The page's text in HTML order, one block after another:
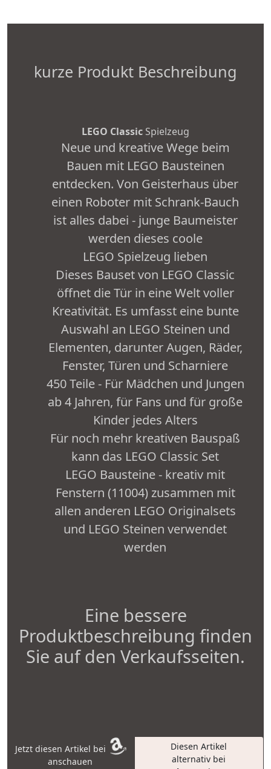
kurze Produkt Beschreibung
LEGO Classic Spielzeug
Neue und kreative Wege beim
Bauen mit LEGO Bausteinen
entdecken. Von Geisterhaus über
einen Roboter mit Schrank-Bauch
ist alles dabei - junge Baumeister
werden dieses coole
LEGO Spielzeug lieben
Dieses Bauset von LEGO Classic
öffnet die Tür in eine Welt voller
Kreativität. Es umfasst eine bunte
Auswahl an LEGO Steinen und
Elementen, darunter Augen, Räder,
Fenster, Türen und Scharniere
450 Teile - Für Mädchen und Jungen
ab 4 Jahren, für Fans und für große
Kinder jedes Alters
Für noch mehr kreativen Bauspaß
kann das LEGO Classic Set
LEGO Bausteine - kreativ mit
Fenstern (11004) zusammen mit
allen anderen LEGO Originalsets
und LEGO Steinen verwendet
werden
Eine bessere
Produktbeschreibung finden
Sie auf den Verkaufsseiten.
Jetzt diesen Artikel bei
anschauen
Diesen Artikel
alternativ bei